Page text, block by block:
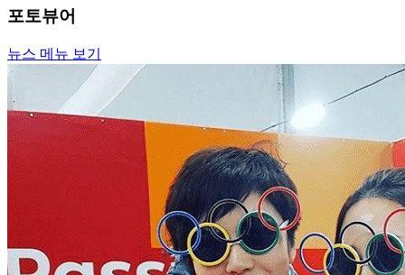
포토뷰어
뉴스 메뉴 보기